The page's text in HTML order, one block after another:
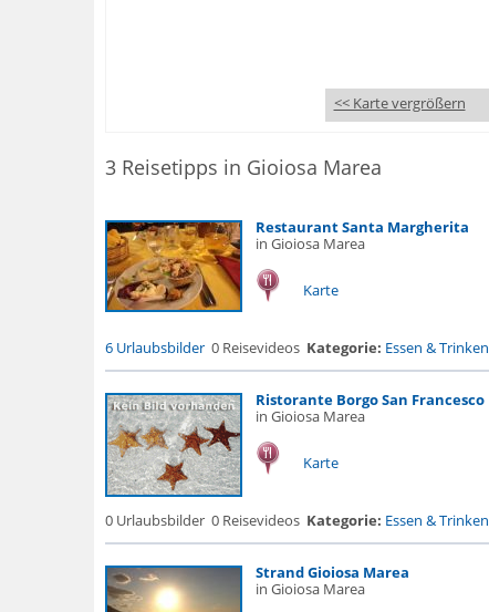
<< Karte vergrößern
3 Reisetipps in Gioiosa Marea
Restaurant Santa Margherita
in Gioiosa Marea
Karte
6 Urlaubsbilder 0 Reisevideos Kategorie: Essen & Trinken
Ristorante Borgo San Francesco
in Gioiosa Marea
Karte
0 Urlaubsbilder 0 Reisevideos Kategorie: Essen & Trinken
Strand Gioiosa Marea
in Gioiosa Marea